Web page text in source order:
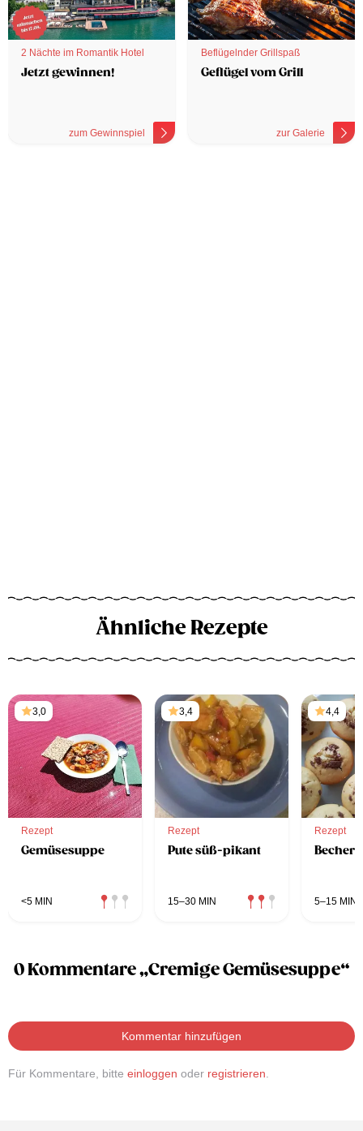
2 Nächte im Romantik Hotel
Jetzt gewinnen!
zum Gewinnspiel
Beflügelnder Grillspaß
Geflügel vom Grill
zur Galerie
Ähnliche Rezepte
3,0
Rezept
Gemüsesuppe
<5 MIN
3,4
Rezept
Pute süß-pikant
15–30 MIN
4,4
Rezept
5–15 MIN
0 Kommentare „Cremige Gemüsesuppe“
Kommentar hinzufügen
Für Kommentare, bitte einloggen oder registrieren